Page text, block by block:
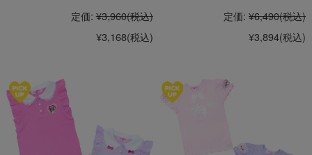
定価: ¥3,960(税込)
¥3,168(税込)
定価: ¥6,490(税込)
¥3,894(税込)